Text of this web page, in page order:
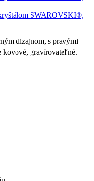
dizajnom, s pravými
kovové, gravírovateľné.